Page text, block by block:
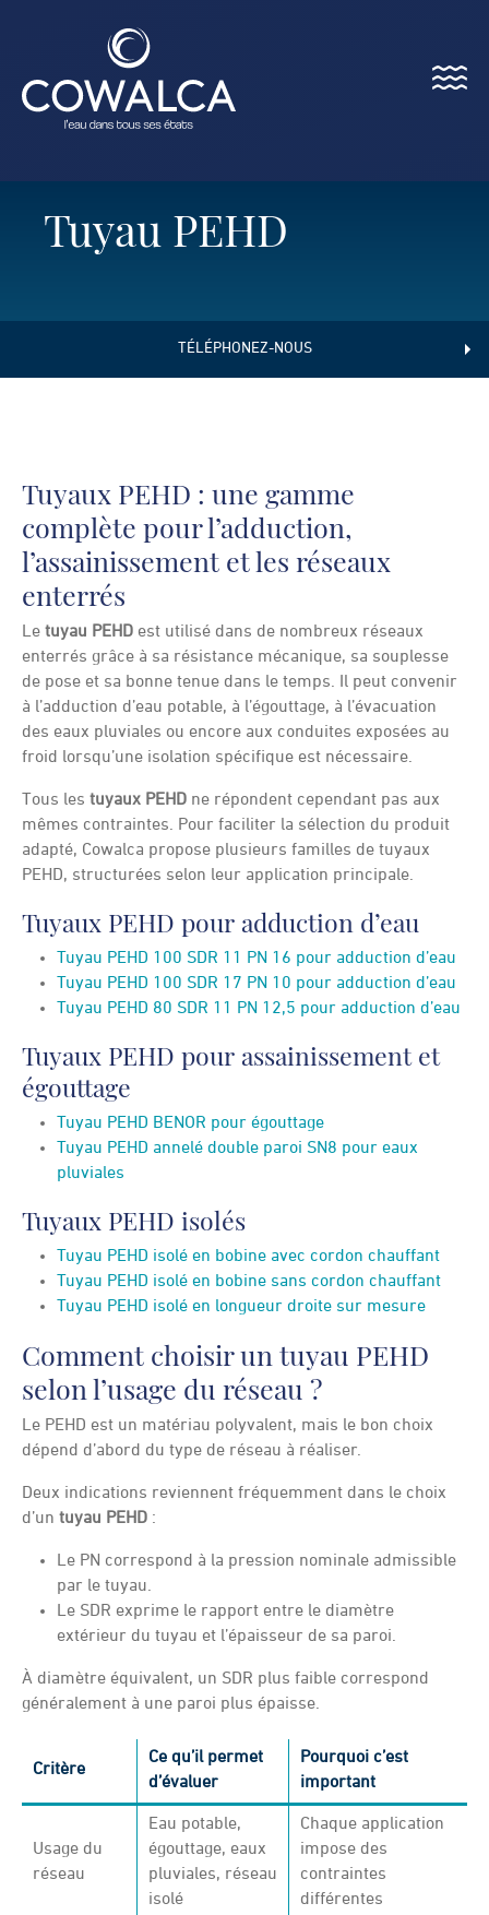
Menu
Tuyau PEHD
TÉLÉPHONEZ-NOUS
Tuyaux PEHD : une gamme
complète pour l’adduction,
l’assainissement et les réseaux
enterrés
Le tuyau PEHD est utilisé dans de nombreux réseaux
enterrés grâce à sa résistance mécanique, sa souplesse
de pose et sa bonne tenue dans le temps. Il peut convenir
à l’adduction d’eau potable, à l’égouttage, à l’évacuation
des eaux pluviales ou encore aux conduites exposées au
froid lorsqu’une isolation spécifique est nécessaire.
Tous les tuyaux PEHD ne répondent cependant pas aux
mêmes contraintes. Pour faciliter la sélection du produit
adapté, Cowalca propose plusieurs familles de tuyaux
PEHD, structurées selon leur application principale.
Tuyaux PEHD pour adduction d’eau
Tuyau PEHD 100 SDR 11 PN 16 pour adduction d’eau
Tuyau PEHD 100 SDR 17 PN 10 pour adduction d’eau
Tuyau PEHD 80 SDR 11 PN 12,5 pour adduction d’eau
Tuyaux PEHD pour assainissement et
égouttage
Tuyau PEHD BENOR pour égouttage
Tuyau PEHD annelé double paroi SN8 pour eaux
pluviales
Tuyaux PEHD isolés
Tuyau PEHD isolé en bobine avec cordon chauffant
Tuyau PEHD isolé en bobine sans cordon chauffant
Tuyau PEHD isolé en longueur droite sur mesure
Comment choisir un tuyau PEHD
selon l’usage du réseau ?
Le PEHD est un matériau polyvalent, mais le bon choix
dépend d’abord du type de réseau à réaliser.
Deux indications reviennent fréquemment dans le choix
d’un tuyau PEHD :
Le PN correspond à la pression nominale admissible
par le tuyau.
Le SDR exprime le rapport entre le diamètre
extérieur du tuyau et l’épaisseur de sa paroi.
À diamètre équivalent, un SDR plus faible correspond
généralement à une paroi plus épaisse.
Critère
Ce qu’il permet
d’évaluer
Pourquoi c’est
important
Usage du
réseau
Eau potable,
égouttage, eaux
pluviales, réseau
isolé
Chaque application
impose des
contraintes
différentes